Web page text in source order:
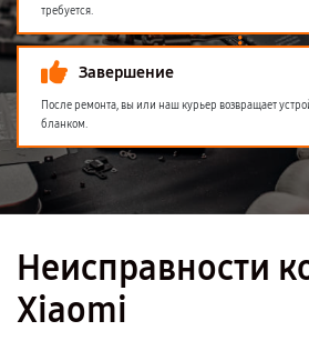
требуется.
Завершение
После ремонта, вы или наш курьер возвращает
бланком.
Неисправности
Xiaomi